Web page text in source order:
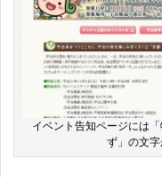
イベント告知ページには「特別ゲスト：抹茶ー
ず」の文字